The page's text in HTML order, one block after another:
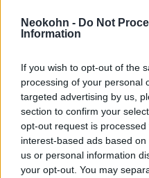
Neokohn - Do Not
Information
If you wish to opt-out of the
processing of your personal
targeted advertising by us,
section to confirm your
opt-out request is
interest-based ads based
us or personal information
your opt-out. You may
készült videoklipben.
A hírek szerint a
olyan kávézóban
Jevgenyij
alapítójáé volt.